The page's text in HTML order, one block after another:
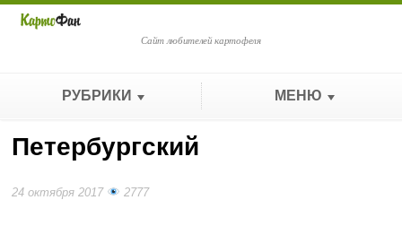
Сайт любителей картофеля
РУБРИКИ МЕНЮ
Петербургский
24 октября 2017 2777